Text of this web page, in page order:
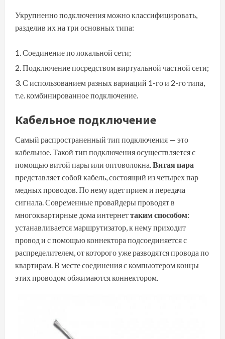
Укрупненно подключения можно классифицировать,
разделив их на три основных типа:
Соединение по локальной сети;
Подключение посредством виртуальной частной сети;
С использованием разных вариаций 1-го и 2-го типа,
т.е. комбинированное подключение.
Кабельное подключение
Самый распространенный тип подключения — это
кабельное. Такой тип подключения осуществляется с
помощью витой пары или оптоволокна.Витая пара
представляет собой кабель, состоящий из четырех пар
медных проводов. По нему идет прием и передача
сигнала. Современные провайдеры проводят в
многоквартирные дома интернеттаким способом:
устанавливается маршрутизатор, к нему приходит
провод и с помощью коннектора подсоединяется с
распределителем, от которого уже разводятся провода по
квартирам. В месте соединения с компьютером концы
этих проводом обжимаются коннектором.